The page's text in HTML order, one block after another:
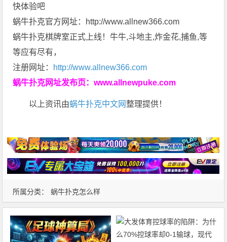
所属分类： 蜗牛扑克怎么样
快体验吧
蜗牛扑克官方网址：http://www.allnew366.com
蜗牛扑克棋牌室正式上线！牛牛,斗地主,炸金花,捕鱼,等
等应有尽有，
注册网址： http://www.allnew366.com
蜗牛扑克网址发布页：www.allnewpuke.com
以上资讯由蜗牛扑克中文网整理提供！